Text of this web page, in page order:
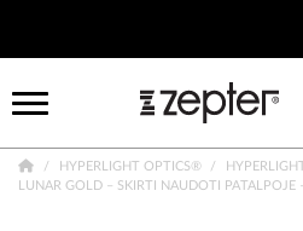
HYPERLIGHT OPTICS®
LUNAR GOLD – SKIRTI NAUDOTI PATALPOJE